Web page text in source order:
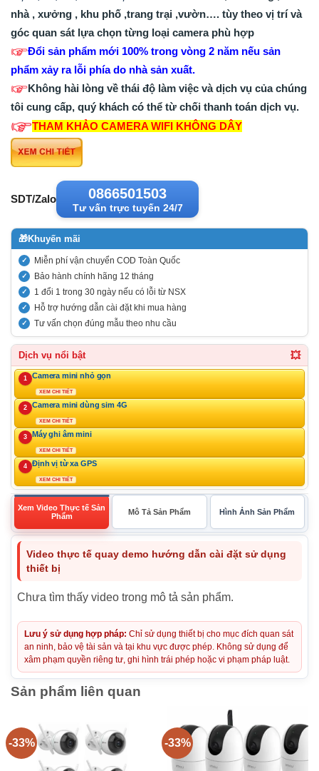
nhà , xưởng , khu phố ,trang trại ,vườn…. tùy theo vị trí và
góc quan sát lựa chọn từng loại camera phù hợp
Đổi sản phẩm mới 100% trong vòng 2 năm nếu sản
phẩm xảy ra lỗi phía do nhà sản xuất.
Không hài lòng về thái độ làm việc và dịch vụ của chúng
tôi cung cấp, quý khách có thể từ chối thanh toán dịch vụ.
THAM KHẢO CAMERA WIFI KHÔNG DÂY
SDT/Zalo 0866501503
Tư vấn trực tuyến 24/7
🎁Khuyến mãi
Miễn phí vận chuyển COD Toàn Quốc
Bảo hành chính hãng 12 tháng
1 đổi 1 trong 30 ngày nếu có lỗi từ NSX
Hỗ trợ hướng dẫn cài đặt khi mua hàng
Tư vấn chọn đúng mẫu theo nhu cầu
Dịch vụ nổi bật 💥
1 Camera mini nhỏ gọn
XEM CHI TIẾT
2 Camera mini dùng sim 4G
XEM CHI TIẾT
3 Máy ghi âm mini
XEM CHI TIẾT
4 Định vị từ xa GPS
XEM CHI TIẾT
Xem Video Thực tế Sản
Phẩm
Mô Tả Sản Phẩm Hình Ảnh Sản Phẩm
Video thực tế quay demo hướng dẫn cài đặt sử dụng
thiết bị
Chưa tìm thấy video trong mô tả sản phẩm.
Lưu ý sử dụng hợp pháp: Chỉ sử dụng thiết bị cho mục đích quan sát
an ninh, bảo vệ tài sản và tại khu vực được phép. Không sử dụng để
xâm phạm quyền riêng tư, ghi hình trái phép hoặc vi phạm pháp luật.
Sản phẩm liên quan
-33% -33%